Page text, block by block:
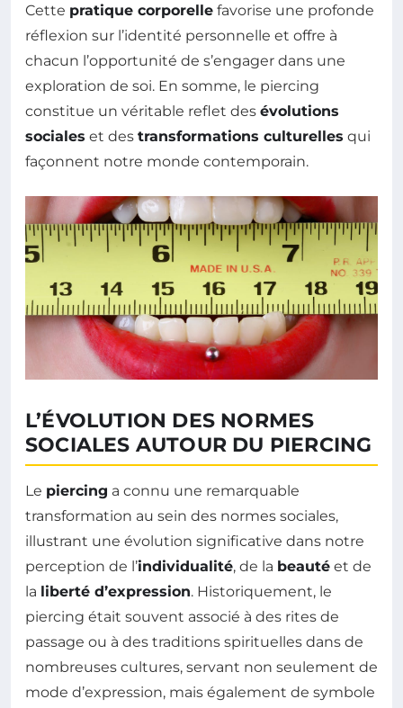
Cette pratique corporelle favorise une profonde
réflexion sur l’identité personnelle et offre à
chacun l’opportunité de s’engager dans une
exploration de soi. En somme, le piercing
constitue un véritable reflet des évolutions
sociales et des transformations culturelles qui
façonnent notre monde contemporain.
L’ÉVOLUTION DES NORMES
SOCIALES AUTOUR DU PIERCING
Le piercing a connu une remarquable
transformation au sein des normes sociales,
illustrant une évolution significative dans notre
perception de l’individualité, de la beauté et de
la liberté d’expression. Historiquement, le
piercing était souvent associé à des rites de
passage ou à des traditions spirituelles dans de
nombreuses cultures, servant non seulement de
mode d’expression, mais également de symbole